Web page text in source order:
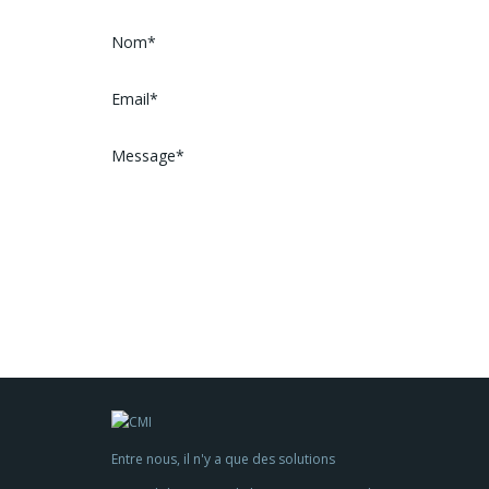
Entre nous, il n'y a que des solutions